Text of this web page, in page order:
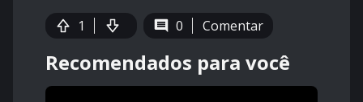
1 0 Comentar
Recomendados para você